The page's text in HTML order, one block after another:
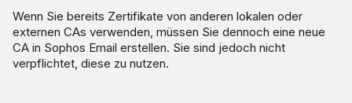
Wenn Sie bereits Zertifikate von anderen lokalen oder
externen CAs verwenden, müssen Sie dennoch eine neue
CA in Sophos Email erstellen. Sie sind jedoch nicht
verpflichtet, diese zu nutzen.